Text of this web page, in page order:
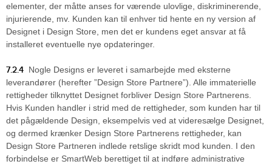
elementer, der måtte anses for værende ulovlige, diskriminerende,
injurierende, mv. Kunden kan til enhver tid hente en ny version af
Designet i Design Store, men det er kundens eget ansvar at få
installeret eventuelle nye opdateringer.
7.2.4 Nogle Designs er leveret i samarbejde med eksterne
leverandører (herefter ”Design Store Partnere”). Alle immaterielle
rettigheder tilknyttet Designet forbliver Design Store Partnerens.
Hvis Kunden handler i strid med de rettigheder, som kunden har til
det pågældende Design, eksempelvis ved at videresælge Designet,
og dermed krænker Design Store Partnerens rettigheder, kan
Design Store Partneren indlede retslige skridt mod kunden. I den
forbindelse er SmartWeb berettiget til at indføre administrative